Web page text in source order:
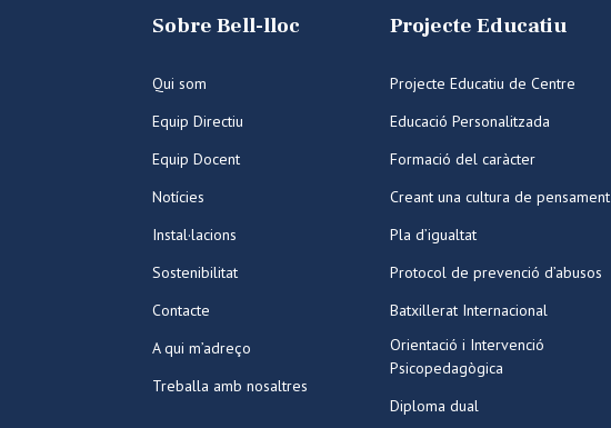
Sobre Bell-lloc
Qui som
Equip Directiu
Equip Docent
Notícies
Instal·lacions
Sostenibilitat
Contacte
A qui m’adreço
Treballa amb nosaltres
Projecte Educatiu
Projecte Educatiu de Centre
Educació Personalitzada
Formació del caràcter
Creant una cultura de pensament
Pla d’igualtat
Protocol de prevenció d’abusos
Batxillerat Internacional
Orientació i Intervenció
Psicopedagògica
Diploma dual